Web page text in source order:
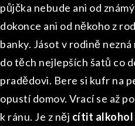
půjčka nebude ani od
dokonce ani od někoho z
banky. Jásot v rodině
do těch nejlepších šatů co
pradědovi. Bere si kufr na
opustí domov. Vrací se až
k ránu. Je z něj cítit alkohol